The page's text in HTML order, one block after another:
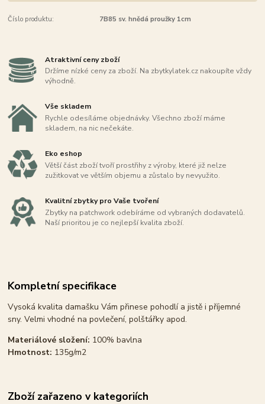
Číslo produktu: 7B85 sv. hnědá proužky 1cm
Atraktivní ceny zboží
Držíme nízké ceny za zboží. Na zbytkylatek.cz nakoupíte vždy
výhodně.
Vše skladem
Rychle odesíláme objednávky. Všechno zboží máme
skladem, na nic nečekáte.
Eko eshop
Větší část zboží tvoří prostřihy z výroby, které již nelze
zužitkovat ve větším objemu a zůstalo by nevyužito.
Kvalitní zbytky pro Vaše tvoření
Zbytky na patchwork odebíráme od vybraných dodavatelů.
Naší prioritou je co nejlepší kvalita zboží.
Kompletní specifikace
Vysoká kvalita damašku Vám přinese pohodlí a jistě i příjemné
sny. Velmi vhodné na povlečení, polštářky apod.
Materiálové složení: 100% bavlna
Hmotnost: 135g/m2
Zboží zařazeno v kategoriích